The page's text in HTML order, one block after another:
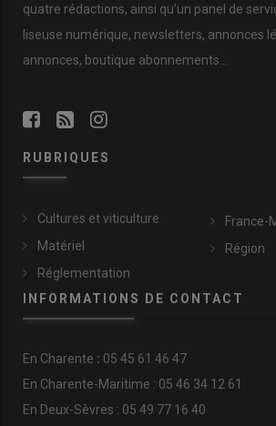
quatre rédactions, ainsi qu’un panel de
liseuse numérique, newsletters, annonces
annonces, boutique abonnements…
RUBRIQUES
Cultures et viticulture
Matériel
Réglementation
France-
Région
INFORMATIONS DE CONTACT
En Charente : 05 45 61 46 47
En Charente-Maritime : 05 46 34 12 61
En Deux-Sèvres : 05 49 77 16 40